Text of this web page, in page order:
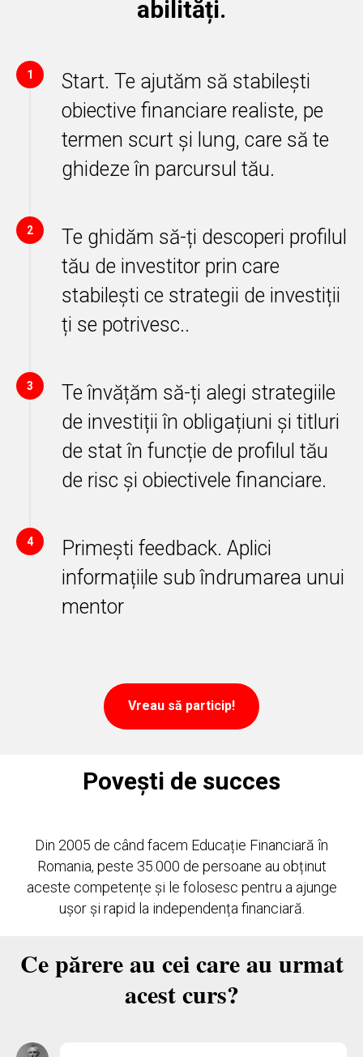
abilități.
1
Start. Te ajutăm să stabilești
obiective financiare realiste, pe
termen scurt și lung, care să te
ghideze în parcursul tău.
2
Te ghidăm să-ți descoperi profilul
tău de investitor prin care
stabilești ce strategii de investiții
ți se potrivesc..
3
Te învățăm să-ți alegi strategiile
de investiții în obligațiuni și titluri
de stat în funcție de profilul tău
de risc și obiectivele financiare.
4
Primești feedback. Aplici
informațiile sub îndrumarea unui
mentor
Vreau să particip!
Povești de succes
Din 2005 de când facem Educație Financiară în
Romania, peste 35.000 de persoane au obținut
aceste competențe și le folosesc pentru a ajunge
ușor și rapid la independența financiară.
Ce părere au cei care au urmat
acest curs?